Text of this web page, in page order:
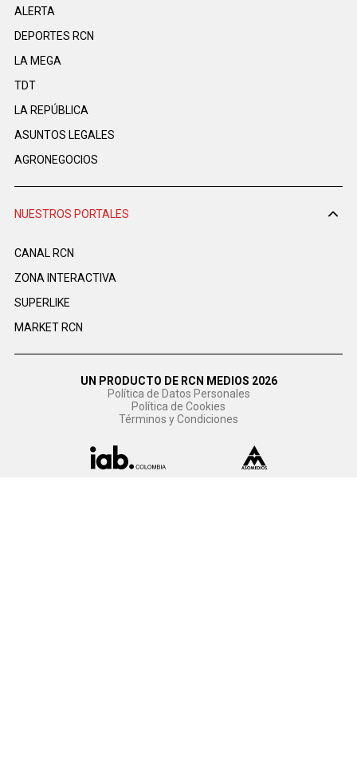
ALERTA
DEPORTES RCN
LA MEGA
TDT
LA REPÚBLICA
ASUNTOS LEGALES
AGRONEGOCIOS
NUESTROS PORTALES
CANAL RCN
ZONA INTERACTIVA
SUPERLIKE
MARKET RCN
UN PRODUCTO DE RCN MEDIOS 2026
Política de Datos Personales
Política de Cookies
Términos y Condiciones